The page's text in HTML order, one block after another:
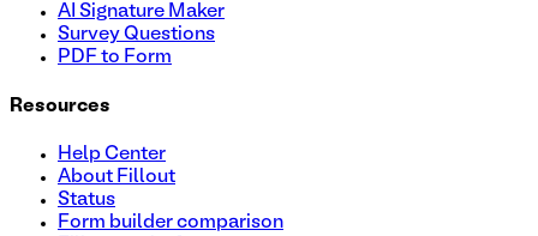
AI Signature Maker
Survey Questions
PDF to Form
Resources
Help Center
About Fillout
Status
Form builder comparison